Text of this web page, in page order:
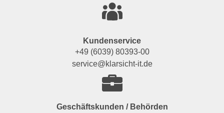
Kundenservice
+49 (6039) 80393-00
service@klarsicht-it.de
Geschäftskunden / Behörden